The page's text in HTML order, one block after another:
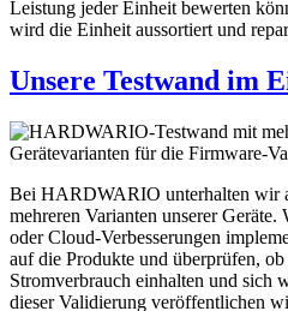
Leistung jeder Einheit bewerten
wird die Einheit aussortiert und
Unsere Testwand im
Bei HARDWARIO unterhalten wir
mehreren Varianten unserer
oder Cloud-Verbesserungen
auf die Produkte und überprüfen,
Stromverbrauch einhalten und sich
dieser Validierung veröffentlichen